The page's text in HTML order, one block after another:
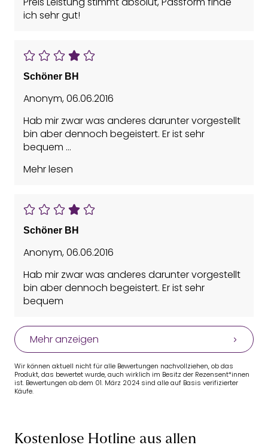
ich sehr gut!
Schöner BH
Anonym,06.06.2016
Hab mir zwar was anderes darunter vorgestellt
bin aber dennoch begeistert. Er ist sehr
bequem
Vorteile: Bequem, Einfache Handhabung
Mehr lesen
Schöner BH
Anonym,06.06.2016
Hab mir zwar was anderes darunter vorgestellt
bin aber dennoch begeistert. Er ist sehr
bequem
Mehr anzeigen
Wir können aktuell nicht für alle Bewertungen nachvollziehen, ob das
Produkt, das bewertet wurde, auch wirklich im Besitz der Rezensent*innen
ist. Bewertungen ab dem 01. März 2024 sind alle auf Basis verifizierter
Käufe.
Kostenlose Hotline aus allen